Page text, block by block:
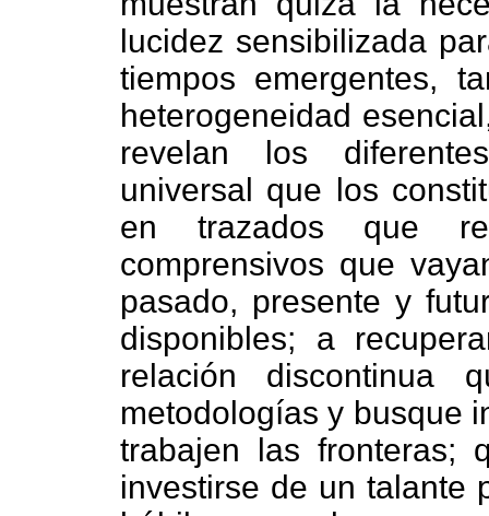
lucidez sensibilizada
tiempos emergentes,
heterogeneidad
revelan los
universal que los
en trazados que
comprensivos que
pasado, presente y
disponibles; a
relación discontinua
metodologías y busque
trabajen las fronteras;
investirse de un talante